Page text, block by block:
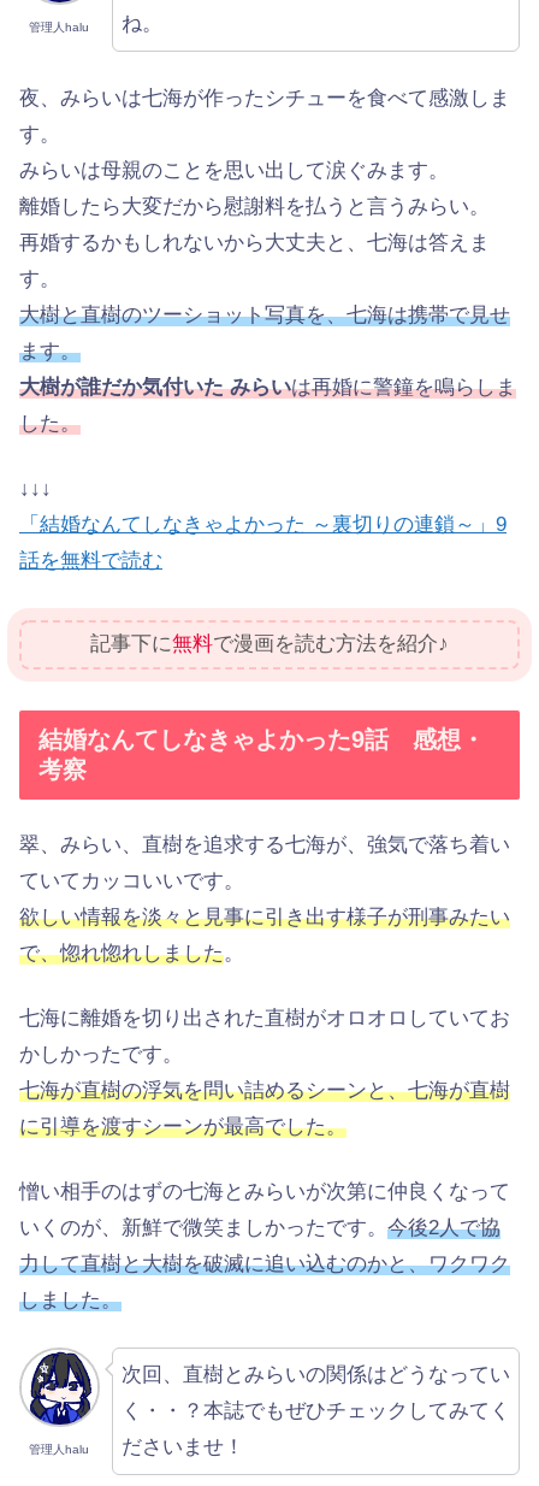
管理人halu ね。
夜、みらいは七海が作ったシチューを食べて感激しま
す。
みらいは母親のことを思い出して涙ぐみます。
離婚したら大変だから慰謝料を払うと言うみらい。
再婚するかもしれないから大丈夫と、七海は答えま
す。
大樹と直樹のツーショット写真を、七海は携帯で見せ
ます。
大樹が誰だか気付いた みらいは再婚に警鐘を鳴らしま
した。
↓↓↓
「結婚なんてしなきゃよかった ～裏切りの連鎖～」9
話を無料で読む
記事下に無料で漫画を読む方法を紹介♪
結婚なんてしなきゃよかった9話 感想・
考察
翠、みらい、直樹を追求する七海が、強気で落ち着い
ていてカッコいいです。
欲しい情報を淡々と見事に引き出す様子が刑事みたい
で、惚れ惚れしました。
七海に離婚を切り出された直樹がオロオロしていてお
かしかったです。
七海が直樹の浮気を問い詰めるシーンと、七海が直樹
に引導を渡すシーンが最高でした。
憎い相手のはずの七海とみらいが次第に仲良くなって
いくのが、新鮮で微笑ましかったです。 今後2人で協
力して直樹と大樹を破滅に追い込むのかと、ワクワク
しました。
管理人halu
次回、直樹とみらいの関係はどうなってい
く・・？本誌でもぜひチェックしてみてく
ださいませ！